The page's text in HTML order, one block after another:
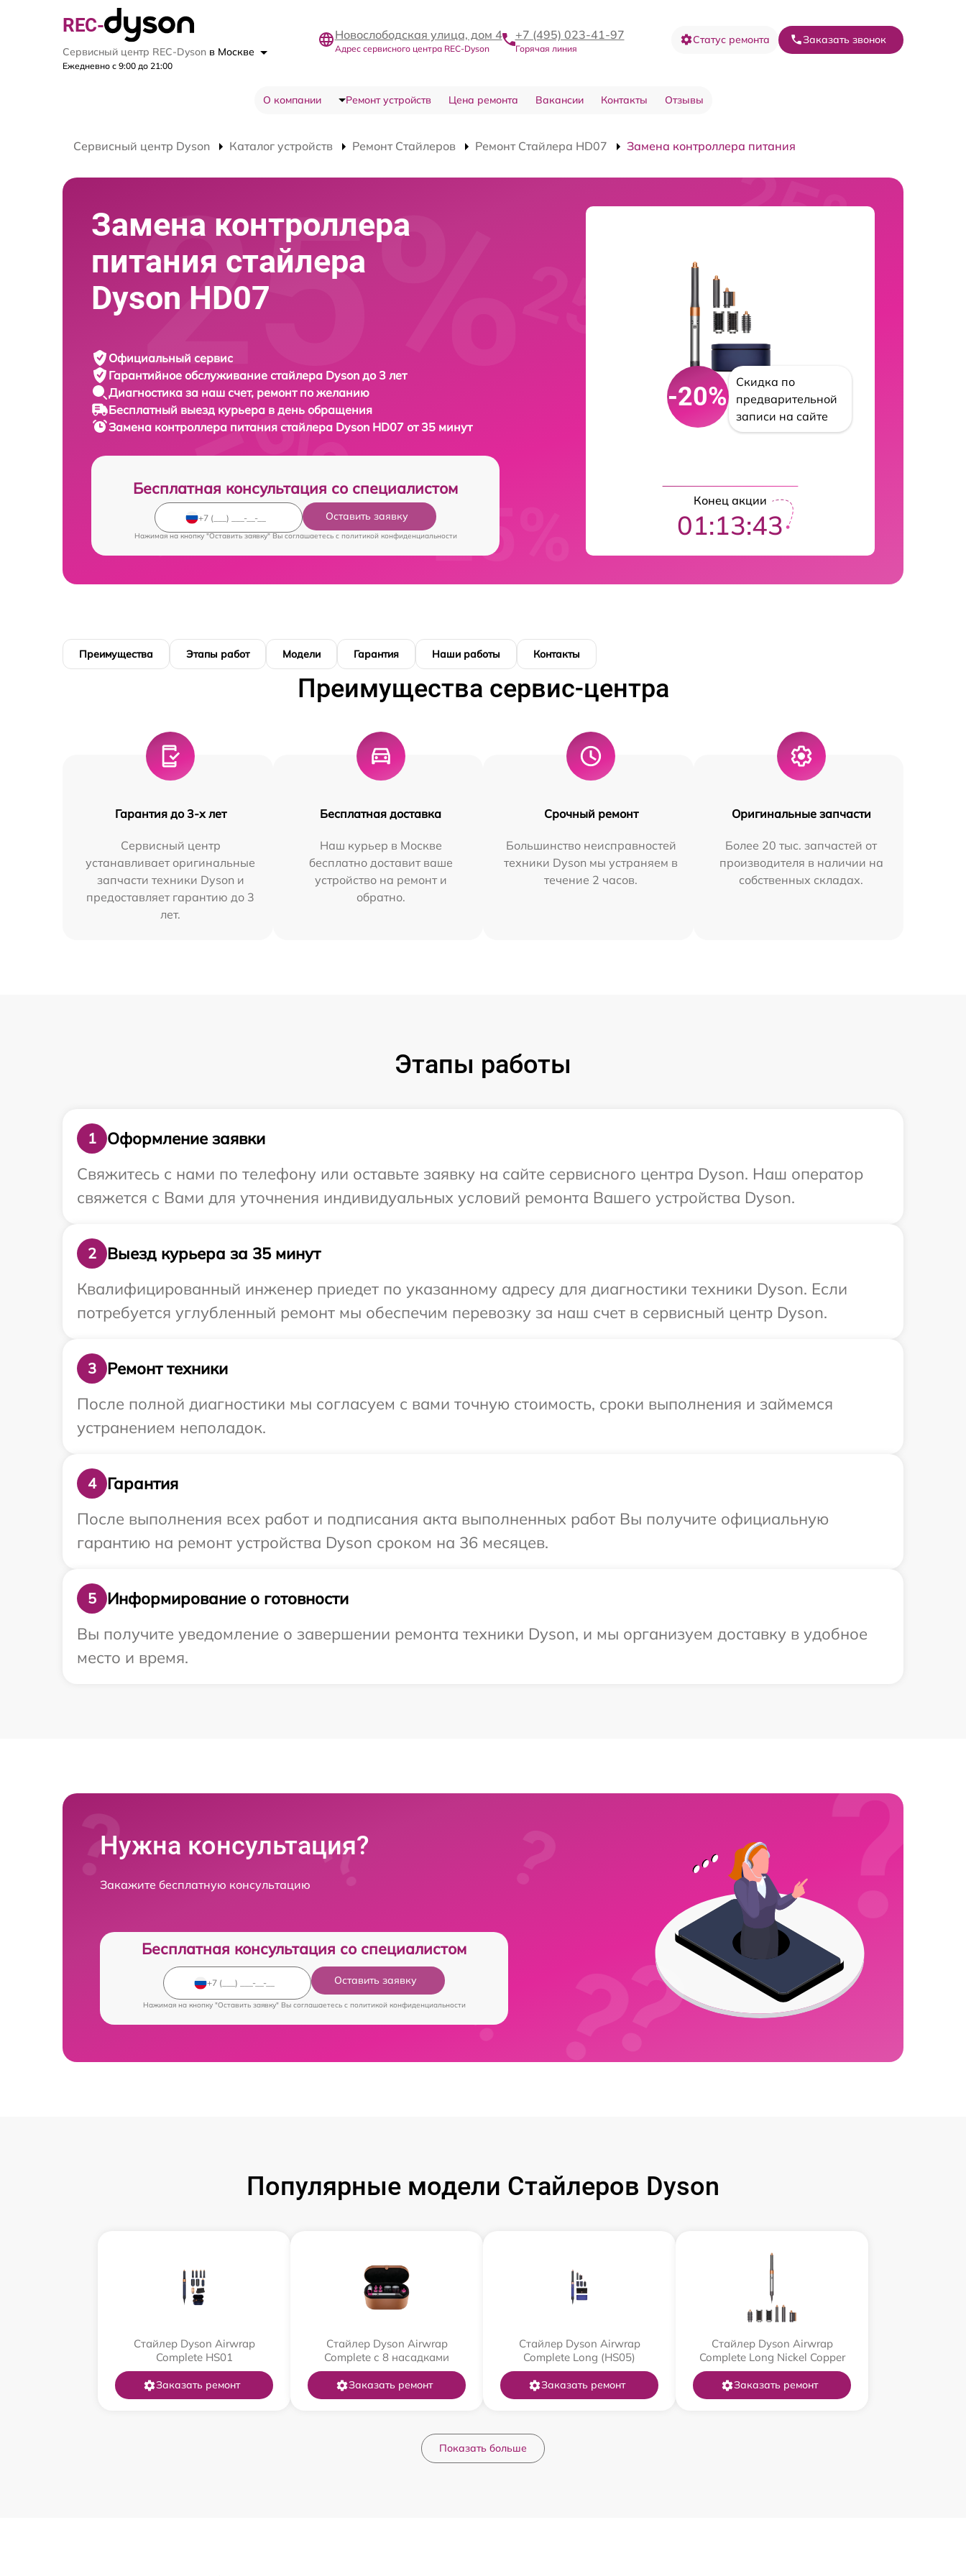
REC-
Сервисный центр REC-Dyson в Москве
Ежедневно с 9:00 до 21:00
Новослободская улица, дом 4
Адрес сервисного центра REC-Dyson
+7 (495) 023-41-97
Горячая линия
Статус ремонта Заказать звонок
О компании Ремонт устройств Цена ремонта Вакансии Контакты Отзывы
Сервисный центр Dyson Каталог устройств Ремонт Стайлеров Ремонт Стайлера HD07 Замена контроллера питания
Замена контроллера
питания стайлера
Dyson HD07
Официальный сервис
Гарантийное обслуживание стайлера Dyson до 3 лет
Диагностика за наш счет, ремонт по желанию
Бесплатный выезд курьера в день обращения
Замена контроллера питания стайлера Dyson HD07 от 35 минут
Бесплатная консультация со специалистом
Оставить заявку
Нажимая на кнопку "Оставить заявку" Вы соглашаетесь c политикой конфиденциальности
-20%
Скидка по
предварительной
записи на сайте
Конец акции
01:13:42
Преимущества Этапы работ Модели Гарантия Наши работы Контакты
Преимущества сервис-центра
Гарантия до 3-х лет
Сервисный центр
устанавливает оригинальные
запчасти техники Dyson и
предоставляет гарантию до 3
лет.
Бесплатная доставка
Наш курьер в Москве
бесплатно доставит ваше
устройство на ремонт и
обратно.
Срочный ремонт
Большинство неисправностей
техники Dyson мы устраняем в
течение 2 часов.
Оригинальные запчасти
Более 20 тыс. запчастей от
производителя в наличии на
собственных складах.
Этапы работы
1
Оформление заявки
Свяжитесь с нами по телефону или оставьте заявку на сайте сервисного центра Dyson. Наш оператор
свяжется с Вами для уточнения индивидуальных условий ремонта Вашего устройства Dyson.
2
Выезд курьера за 35 минут
Квалифицированный инженер приедет по указанному адресу для диагностики техники Dyson. Если
потребуется углубленный ремонт мы обеспечим перевозку за наш счет в сервисный центр Dyson.
3
Ремонт техники
После полной диагностики мы согласуем с вами точную стоимость, сроки выполнения и займемся
устранением неполадок.
4
Гарантия
После выполнения всех работ и подписания акта выполненных работ Вы получите официальную
гарантию на ремонт устройства Dyson сроком на 36 месяцев.
5
Информирование о готовности
Вы получите уведомление о завершении ремонта техники Dyson, и мы организуем доставку в удобное
место и время.
Нужна консультация?
Закажите бесплатную консультацию
Бесплатная консультация со специалистом
Оставить заявку
Нажимая на кнопку "Оставить заявку" Вы соглашаетесь c политикой конфиденциальности
Популярные модели Стайлеров Dyson
Стайлер Dyson Airwrap
Complete HS01
Заказать ремонт
Стайлер Dyson Airwrap
Complete с 8 насадками
Заказать ремонт
Стайлер Dyson Airwrap
Complete Long (HS05)
Заказать ремонт
Стайлер Dyson Airwrap
Complete Long Nickel Copper
Заказать ремонт
Показать больше